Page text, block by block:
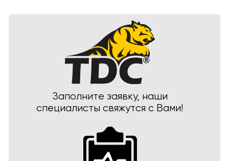
Заполните заявку, наши
специалисты свяжутся с Вами!